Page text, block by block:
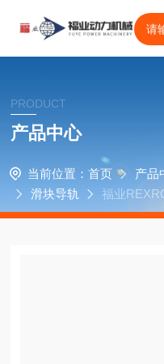
PRODUCT
产品中心
当前位置： 首页 产品
滑块导轨
福业
31耐腐蚀